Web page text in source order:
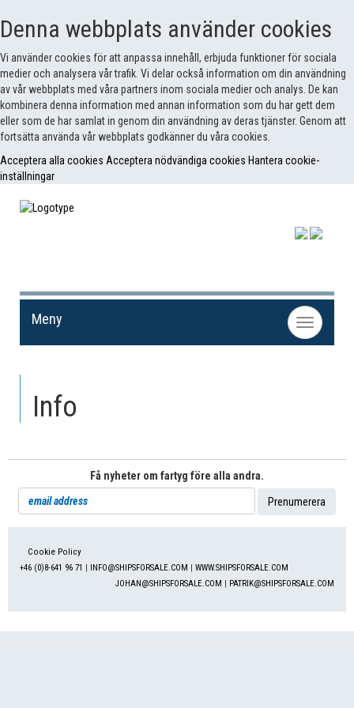
Denna webbplats använder cookies
Vi använder cookies för att anpassa innehåll, erbjuda funktioner för sociala
medier och analysera vår trafik. Vi delar också information om din användning
av vår webbplats med våra partners inom sociala medier och analys. De kan
kombinera denna information med annan information som du har gett dem
eller som de har samlat in genom din användning av deras tjänster. Genom att
fortsätta använda vår webbplats godkänner du våra cookies.
Acceptera alla cookies Acceptera nödvändiga cookies Hantera cookie-
inställningar
Toggle
navigation
Meny
Info
Få nyheter om fartyg före alla andra.
Cookie Policy
+46 (0)8-641 96 71
INFO@SHIPSFORSALE.COM
WWW.SHIPSFORSALE.COM
JOHAN@SHIPSFORSALE.COM
PATRIK@SHIPSFORSALE.COM